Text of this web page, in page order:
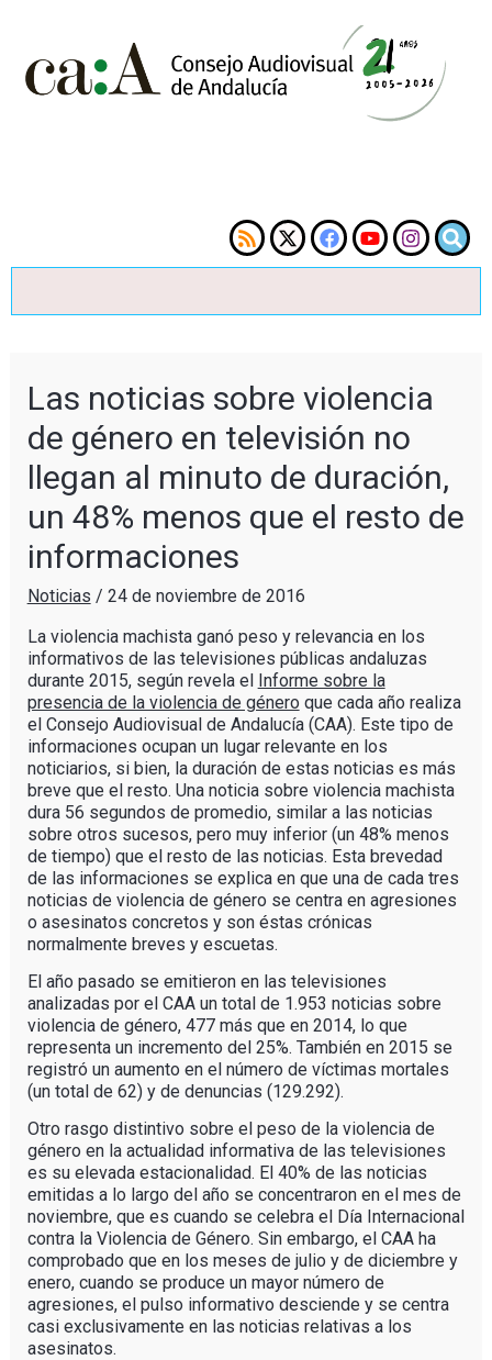
Las noticias sobre violencia
de género en televisión no
llegan al minuto de duración,
un 48% menos que el resto de
informaciones
Noticias / 24 de noviembre de 2016
La violencia machista ganó peso y relevancia en los
informativos de las televisiones públicas andaluzas
durante 2015, según revela el Informe sobre la
presencia de la violencia de géneroque cada año realiza
el Consejo Audiovisual de Andalucía (CAA). Este tipo de
informaciones ocupan un lugar relevante en los
noticiarios, si bien, la duración de estas noticias es más
breve que el resto. Una noticia sobre violencia machista
dura 56 segundos de promedio, similar a las noticias
sobre otros sucesos, pero muy inferior (un 48% menos
de tiempo) que el resto de las noticias. Esta brevedad
de las informaciones se explica en que una de cada tres
noticias de violencia de género se centra en agresiones
o asesinatos concretos y son éstas crónicas
normalmente breves y escuetas.
El año pasado se emitieron en las televisiones
analizadas por el CAA un total de 1.953 noticias sobre
violencia de género, 477 más que en 2014, lo que
representa un incremento del 25%. También en 2015 se
registró un aumento en el número de víctimas mortales
(un total de 62) y de denuncias (129.292).
Otro rasgo distintivo sobre el peso de la violencia de
género en la actualidad informativa de las televisiones
es su elevada estacionalidad. El 40% de las noticias
emitidas a lo largo del año se concentraron en el mes de
noviembre, que es cuando se celebra el Día Internacional
contra la Violencia de Género. Sin embargo, el CAA ha
comprobado que en los meses de julio y de diciembre y
enero, cuando se produce un mayor número de
agresiones, el pulso informativo desciende y se centra
casi exclusivamente en las noticias relativas a los
asesinatos.